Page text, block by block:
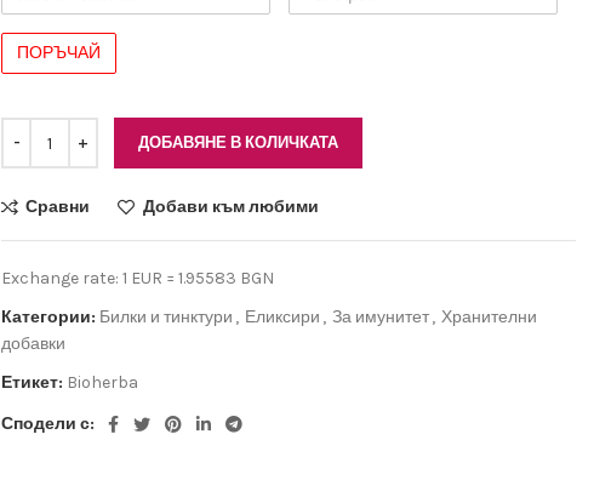
и
Фамилия
ДОБАВЯНЕ В КОЛИЧКАТА
Сравни Добави към любими
Exchange rate: 1 EUR = 1.95583 BGN
Категории: Билки и тинктури , Еликсири , За имунитет, Хранителни
добавки
Етикет: Bioherba
Сподели с: